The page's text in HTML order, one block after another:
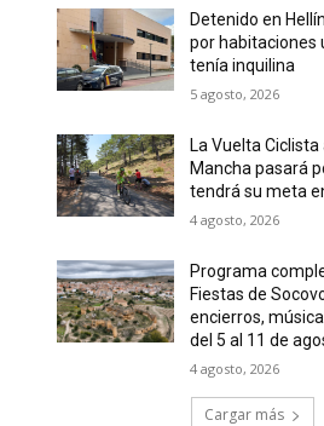
Detenido en
por habitaciones
tenía inquilina
5 agosto, 2026
La Vuelta
Mancha pasará
tendrá su meta
4 agosto, 2026
Programa
Fiestas de
encierros,
del 5 al 11 de
4 agosto, 2026
Cargar más